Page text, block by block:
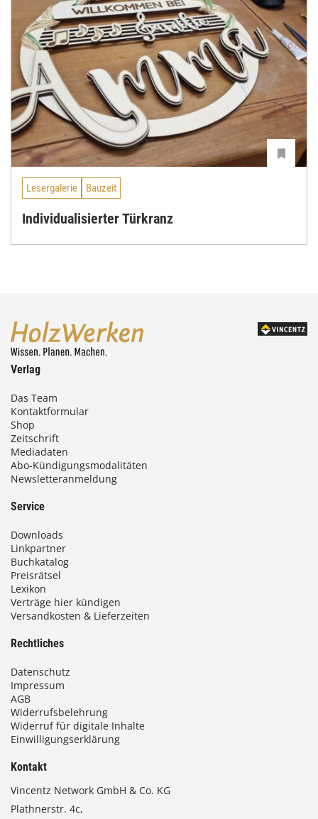
Lesergalerie Bauzeit
Individualisierter Türkranz
Verlag
Das Team
Kontaktformular
Shop
Zeitschrift
Mediadaten
Abo-Kündigungsmodalitäten
Newsletteranmeldung
Service
Downloads
Linkpartner
Buchkatalog
Preisrätsel
Lexikon
Verträge hier kündigen
Versandkosten & Lieferzeiten
Rechtliches
Datenschutz
Impressum
AGB
Widerrufsbelehrung
Widerruf für digitale Inhalte
Einwilligungserklärung
Kontakt
Vincentz Network GmbH & Co. KG
Plathnerstr. 4c,